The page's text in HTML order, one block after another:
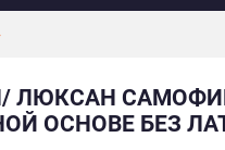
ЛЮКСАН
ОСНОВЕ БЕЗ